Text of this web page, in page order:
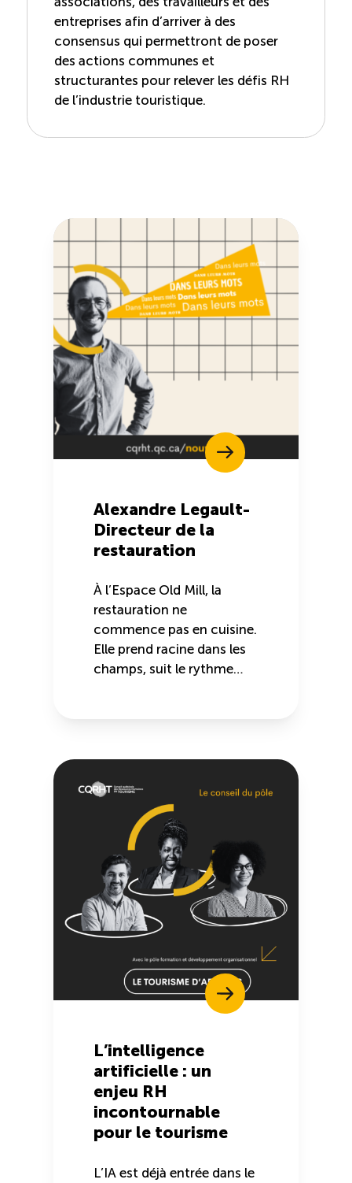
entreprises afin d’arriver à des
consensus qui permettront de poser
des actions communes et
structurantes pour relever les défis RH
de l’industrie touristique.
Alexandre Legault-
Directeur de la
restauration
À l’Espace Old Mill, la
restauration ne
commence pas en cuisine.
Elle prend racine dans les
champs, suit le rythme…
L’intelligence
artificielle : un
enjeu RH
incontournable
pour le tourisme
L’IA est déjà entrée dans le